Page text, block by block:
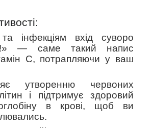
інфекціям вхід суворо
— саме такий напис
С, потрапляючи у ваш
утворенню червоних
і підтримує здоровий
в крові, щоб ви